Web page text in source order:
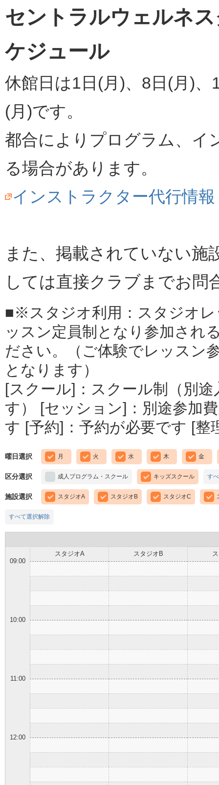
セントラルウェルネ
ケジュール
休館日は1日(月)、8日(月)
(月)です。
都合によりプログラム、イ
る場合があります。
インストラクター代行情報
また、掲載されていない施
しては直接クラブまでお問
■※スタジオ利用：スタジオ
ッスン定員制となり参加され
ださい。（ご体験でレッスン
となります）
[スクール]：スクール制（別
す） [セッション]：別途参加
す [予約]：予約が必要です [整
曜日選択 月 火 水 木 金
区分選択 成人プログラム・スクール キッズスクール す
施設選択 スタジオA スタジオB スタジオC
すべて選択解除
スタジオA スタジオB
09:00
10:00
11:00
12:00